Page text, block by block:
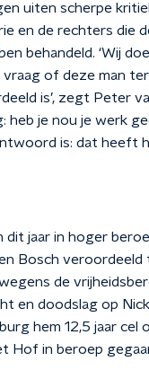
uiten scherpe
en de rechters die
behandeld. ‘Wij
vraag of deze man
is’, zegt Peter
heb je nou je werk
is: dat heeft
dit jaar in hoger
Bosch veroordeeld
de
en doodslag op
hem 12,5 jaar cel
Hof in beroep